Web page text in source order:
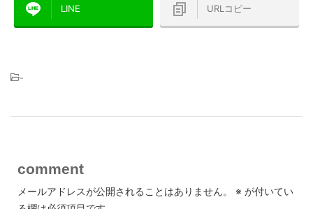
LINE URLコピー
-
comment
メールアドレスが公開されることはありません。 ※ が付いてい